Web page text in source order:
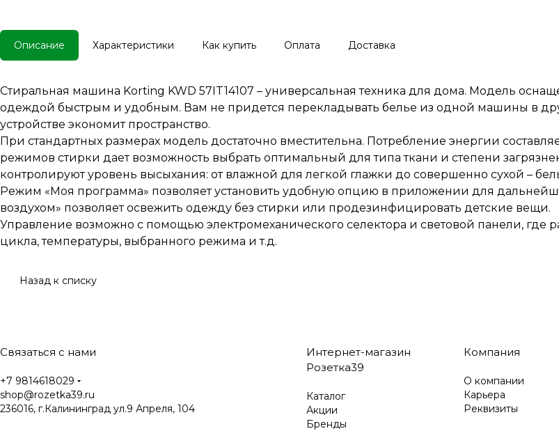
Описание Характеристики Как купить Оплата Доставка
Стиральная машина Korting KWD 57IT14107 – универсальная техника для дома. Модель
одеждой быстрым и удобным. Вам не придется перекладывать белье из одной машины в
устройстве экономит пространство.
При стандартных размерах модель достаточно вместительна. Потребление энергии составляет
режимов стирки дает возможность выбрать оптимальный для типа ткани и степени
контролируют уровень высыхания: от влажной для легкой глажки до совершенно сухой –
Режим «Моя программа» позволяет установить удобную опцию в приложении для
воздухом» позволяет освежить одежду без стирки или продезинфицировать детские вещи.
Управление возможно с помощью электромеханического селектора и световой панели,
цикла, температуры, выбранного режима и т.д.
Назад к списку
Связаться с нами
+7 9814618029
shop@rozetka39.ru
236016, г.Калининград ул.9 Апреля, 104
Интернет-магазин
Розетка39
Каталог
Акции
Бренды
Компания
О компании
Карьера
Реквизиты